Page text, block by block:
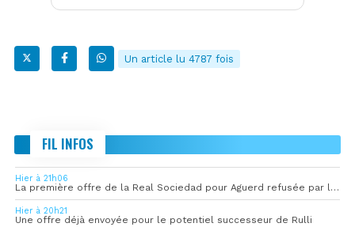
Un article lu 4787 fois
FIL INFOS
Hier à 21h06
La première offre de la Real Sociedad pour Aguerd refusée par l’OM
Hier à 20h21
Une offre déjà envoyée pour le potentiel successeur de Rulli